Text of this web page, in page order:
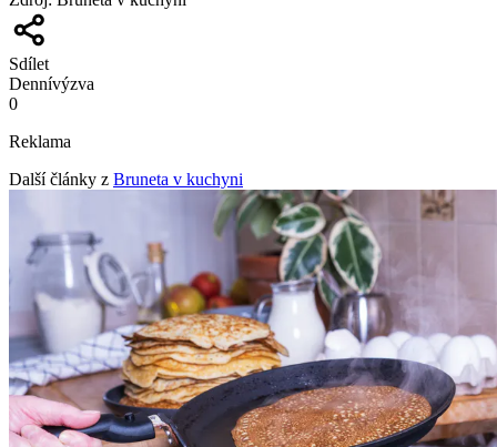
Sdílet
Dennívýzva
0
Reklama
Další články z Bruneta v kuchyni